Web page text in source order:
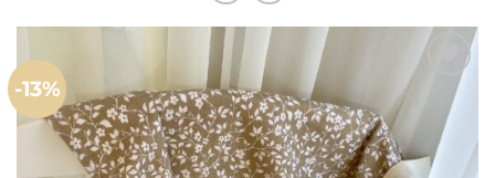
-13%
Mėgstamiausias